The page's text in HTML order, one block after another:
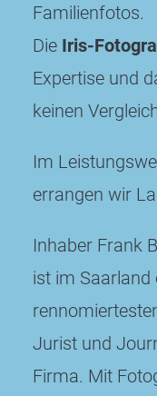
Familienfotos.
Die Iris-
Expertise und
keinen
Im
errangen wir
Inhaber Frank
ist im Saarland
Jurist und
Firma. Mit